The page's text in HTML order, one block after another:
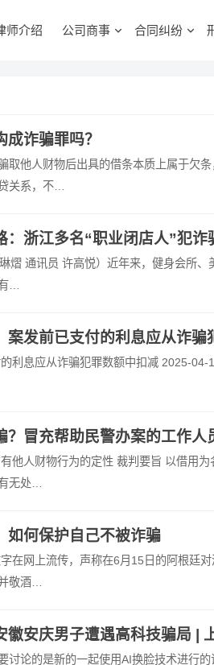
师介绍 公司商事 合同纠纷
诈骗罪吗？
取他人财物后出具的借条本质上属于欠
关系，不…
：浙江多名“职业闭店人”犯诈
熠 通讯员 许高悦）近年来，健身会所
…
案发前已支付的利息应从诈骗
利息应从诈骗犯罪数额中扣减 2025-04-
？冒充帮助民警办案的工作人
他人财物行为的定性 裁判要旨 以借用
无处…
如何保护自己不被诈骗
在网上流传，声称在6月15日的阿根廷
敬酒…
徽安庆男子遭遇高科技骗局 |
讨论的是新的一起使用AI换脸技术进行